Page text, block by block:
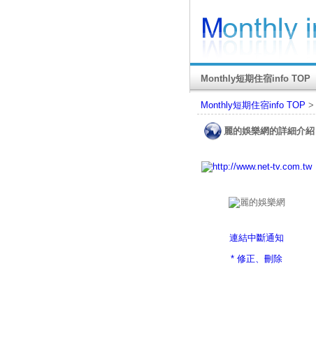
Monthly短期住宿info TOP
Monthly短期住宿info TOP >
麗的娛樂網的詳細介紹
連結中斷通知
* 修正、刪除